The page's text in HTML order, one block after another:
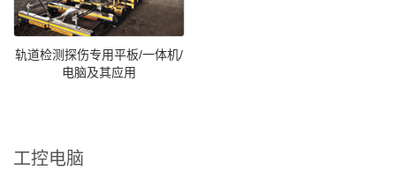
轨道检测探伤专用平板/一体机/
电脑及其应用
工控电脑